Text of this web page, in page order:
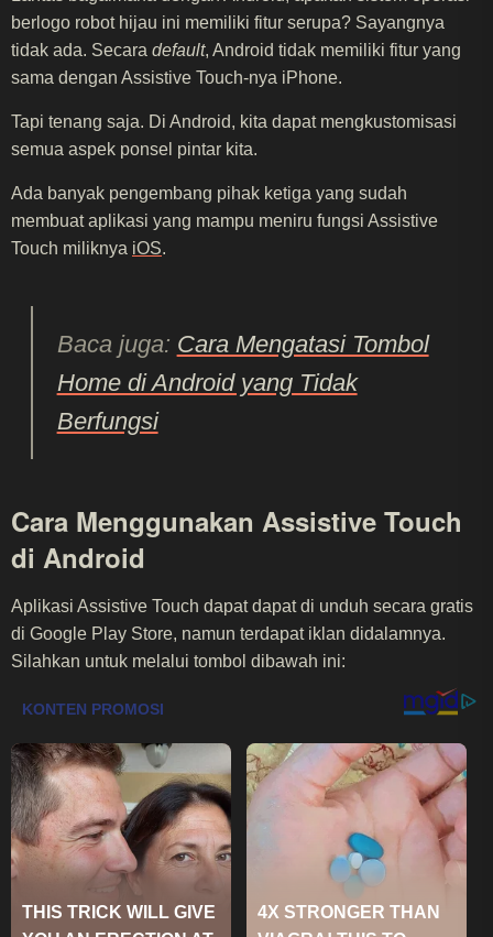
berlogo robot hijau ini memiliki fitur serupa? Sayangnya
tidak ada. Secara default, Android tidak memiliki fitur yang
sama dengan Assistive Touch-nya iPhone.
Tapi tenang saja. Di Android, kita dapat mengkustomisasi
semua aspek ponsel pintar kita.
Ada banyak pengembang pihak ketiga yang sudah
membuat aplikasi yang mampu meniru fungsi Assistive
Touch miliknya iOS.
Baca juga: Cara Mengatasi Tombol
Home di Android yang Tidak
Berfungsi
Cara Menggunakan Assistive Touch
di Android
Aplikasi Assistive Touch dapat dapat di unduh secara gratis
di Google Play Store, namun terdapat iklan didalamnya.
Silahkan untuk melalui tombol dibawah ini: